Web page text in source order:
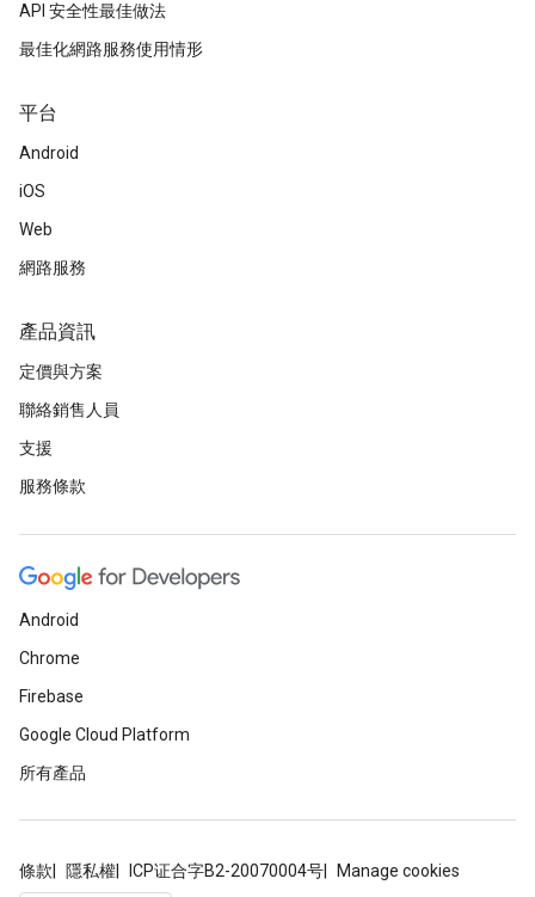
API 安全性最佳做法
最佳化網路服務使用情形
平台
Android
iOS
Web
網路服務
產品資訊
定價與方案
聯絡銷售人員
支援
服務條款
Android
Chrome
Firebase
Google Cloud Platform
所有產品
條款 隱私權 ICP证合字B2-20070004号 Manage cookies